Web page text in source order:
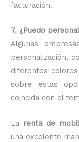
facturación.
7. ¿Puedo
Algunas
personalización,
diferentes
sobre estas
coincida con el
La renta de
una excelente